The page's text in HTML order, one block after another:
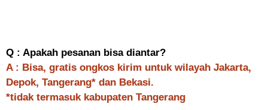
Q : Apakah pesanan bisa diantar?
A : Bisa, gratis ongkos kirim untuk wilayah Jakarta,
Depok, Tangerang* dan Bekasi.
*tidak termasuk kabupaten Tangerang